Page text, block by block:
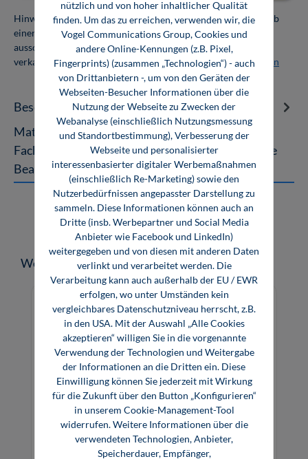
Hinweis: Als Firmenkunde erhalten Sie einen Mengenrabatt ab
einer Abnahmemenge von 10 Exemplaren. Die Bücher dürfen
ausschließlich für den Eigenbedarf genutzt und nicht weiter
verkauft werden. Weitere Informationen unterFirmenlizenzen
Beschreibung
Mathematik und Geometrie zur CNC-Technik Ein
Fachbuch mit Standardaufgaben für die spanende
Bearbeitung und Übungsbeispiele…Mehr
Produktgalerie überspringen
Weitere Medien zum Thema
nützlich und von hoher inhaltlicher Qualität
finden. Um das zu erreichen, verwenden wir, die
Vogel Communications Group, Cookies und
andere Online-Kennungen (z.B. Pixel,
Fingerprints) (zusammen „Technologien“) - auch
von Drittanbietern -, um von den Geräten der
Webseiten-Besucher Informationen über die
Nutzung der Webseite zu Zwecken der
Webanalyse (einschließlich Nutzungsmessung
und Standortbestimmung), Verbesserung der
Webseite und personalisierter
interessenbasierter digitaler Werbemaßnahmen
(einschließlich Re-Marketing) sowie den
Nutzerbedürfnissen angepasster Darstellung zu
sammeln. Diese Informationen können auch an
Dritte (insb. Werbepartner und Social Media
Anbieter wie Facebook und LinkedIn)
weitergegeben und von diesen mit anderen Daten
verlinkt und verarbeitet werden. Die
Verarbeitung kann auch außerhalb der EU / EWR
erfolgen, wo unter Umständen kein
vergleichbares Datenschutzniveau herrscht, z.B.
in den USA. Mit der Auswahl „Alle Cookies
akzeptieren“ willigen Sie in die vorgenannte
Verwendung der Technologien und Weitergabe
der Informationen an die Dritten ein. Diese
Einwilligung können Sie jederzeit mit Wirkung
für die Zukunft über den Button „Konfigurieren“
in unserem Cookie-Management-Tool
widerrufen. Weitere Informationen über die
verwendeten Technologien, Anbieter,
Speicherdauer, Empfänger,